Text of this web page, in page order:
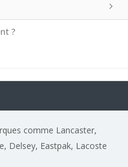
?
comme Lancaster,
Delsey, Eastpak, Lacoste